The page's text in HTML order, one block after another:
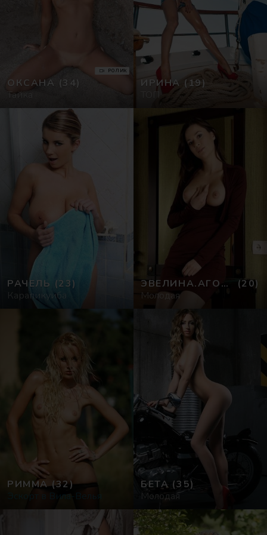
ОКСАНА (34)
Тайка
РОЛИК
ИРИНА (19)
ТОП
РАЧЕЛЬ (23)
Карапикуиба
ЭВЕЛИНА.АГОСТИНА
(20)
Молодая
РИММА (32)
Эскорт в Вила-Велья
БЕТА (35)
Молодая